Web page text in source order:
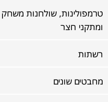
טרמפולינות, שולחנות משחק
ומתקני חצר
רשתות
מחבטים שונים